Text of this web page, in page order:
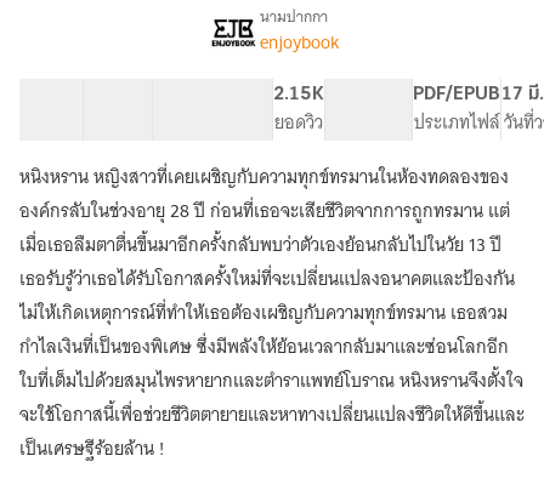
ใหญ่
ยุค
80
22
เรื่อง [จบ]
ย้อน
เวลา
กลับ
มา
ป่วน
หัวใจ
นาย
ทหาร
ใหญ่
ใน
ยุค
80
นามปากกา
enjoybook
2.15K
ยอดวิว
PDF/EPUB
ประเภทไฟล์
17
วันที่
หนิงหราน หญิงสาวที่เคยเผชิญกับความทุกข์ทรมานในห้องทดลองของ
องค์กรลับในช่วงอายุ 28 ปี ก่อนที่เธอจะเสียชีวิตจากการถูกทรมาน แต่
เมื่อเธอลืมตาตื่นขึ้นมาอีกครั้งกลับพบว่าตัวเองย้อนกลับไปในวัย 13 ปี
เธอรับรู้ว่าเธอได้รับโอกาสครั้งใหม่ที่จะเปลี่ยนแปลงอนาคตและป้องกัน
ไม่ให้เกิดเหตุการณ์ที่ทำให้เธอต้องเผชิญกับความทุกข์ทรมาน เธอสวม
กำไลเงินที่เป็นของพิเศษ ซึ่งมีพลังให้ย้อนเวลากลับมาและซ่อนโลกอีก
ใบที่เต็มไปด้วยสมุนไพรหายากและตำราแพทย์โบราณ หนิงหรานจึงตั้งใจ
จะใช้โอกาสนี้เพื่อช่วยชีวิตตายายและหาทางเปลี่ยนแปลงชีวิตให้ดีขึ้นและ
เป็นเศรษฐีร้อยล้าน !